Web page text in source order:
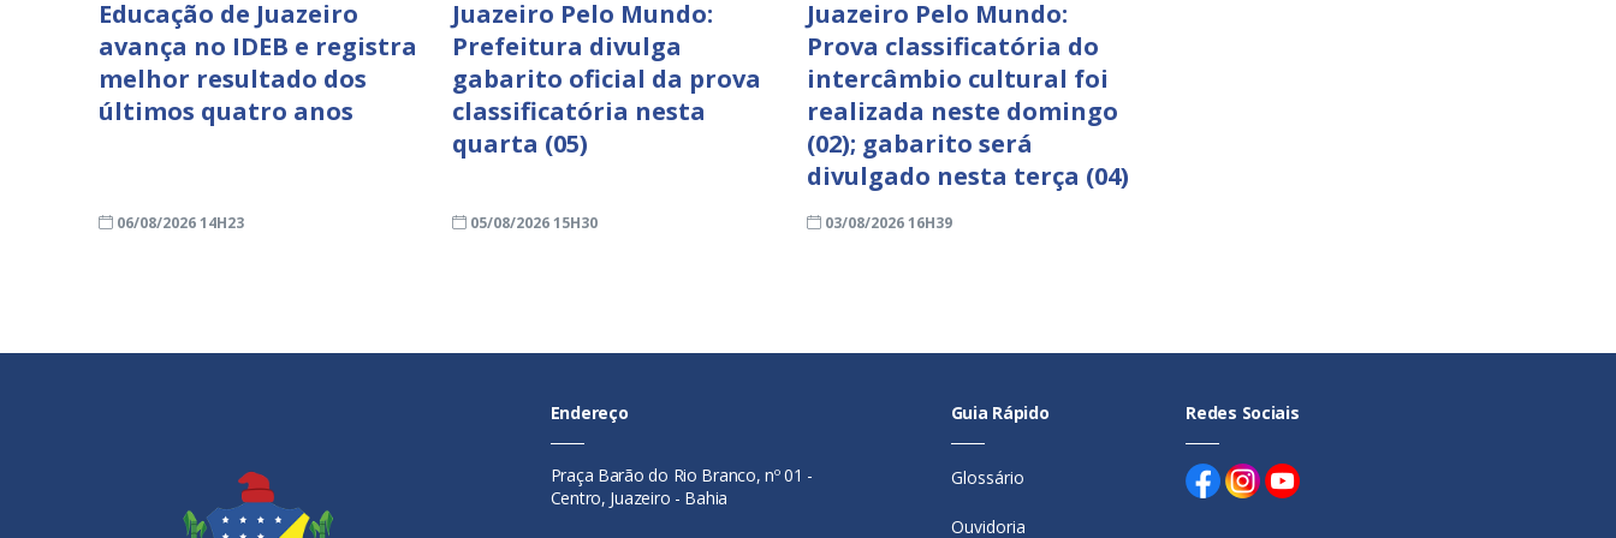
Educação de Juazeiro
avança no IDEB e registra
melhor resultado dos
últimos quatro anos
06/08/2026 14H23
Juazeiro Pelo Mundo:
Prefeitura divulga
gabarito oficial da prova
classificatória nesta
quarta (05)
05/08/2026 15H30
Juazeiro Pelo Mundo:
Prova classificatória do
intercâmbio cultural foi
realizada neste domingo
(02); gabarito será
divulgado nesta terça (04)
03/08/2026 16H39
Endereço
Praça Barão do Rio Branco, nº 01 -
Centro, Juazeiro - Bahia
Guia Rápido
Glossário
Ouvidoria
Redes Sociais